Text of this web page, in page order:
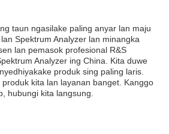
taun ngasilake paling anyar lan maju
Spektrum Analyzer lan minangka
lan pemasok profesional R&S
Analyzer ing China. Kita duwe
produk sing paling laris.
kita lan layanan banget. Kanggo
hubungi kita langsung.